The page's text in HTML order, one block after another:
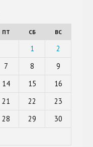
ПТ СБ ВС
1
2
7 8
9
14 15
16
21 22
23
28 29
30